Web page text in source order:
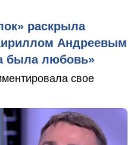
раскрыла
Андреевым
была любовь»
свое